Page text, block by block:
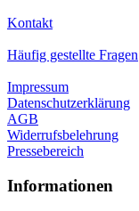
Kontakt
Häufig gestellte Fragen
Impressum
Datenschutzerklärung
AGB
Widerrufsbelehrung
Pressebereich
Informationen